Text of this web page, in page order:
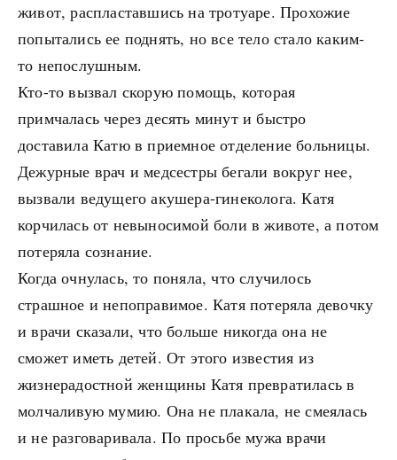
живот, распластавшись на тротуаре. Прохожие
попытались ее поднять, но все тело стало каким-
то непослушным.
Кто-то вызвал скорую помощь, которая
примчалась через десять минут и быстро
доставила Катю в приемное отделение больницы.
Дежурные врач и медсестры бегали вокруг нее,
вызвали ведущего акушера-гинеколога. Катя
корчилась от невыносимой боли в животе, а потом
потеряла сознание.
Когда очнулась, то поняла, что случилось
страшное и непоправимое. Катя потеряла девочку
и врачи сказали, что больше никогда она не
сможет иметь детей. От этого известия из
жизнерадостной женщины Катя превратилась в
молчаливую мумию. Она не плакала, не смеялась
и не разговаривала. По просьбе мужа врачи